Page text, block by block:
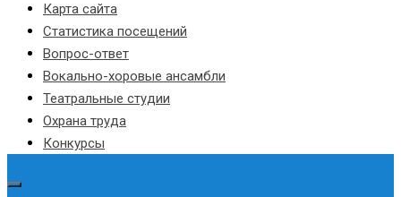
Карта сайта
Статистика посещений
Вопрос-ответ
Вокально-хоровые ансамбли
Театральные студии
Охрана труда
Конкурсы